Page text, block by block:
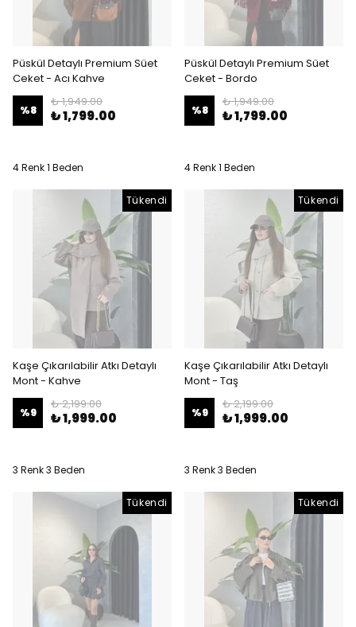
Püskül Detaylı Premium Süet
Ceket - Acı Kahve
%8
₺ 1,949.00
₺ 1,799.00
4 Renk 1 Beden
Püskül Detaylı Premium Süet
Ceket - Bordo
%8
₺ 1,949.00
₺ 1,799.00
4 Renk 1 Beden
Tükendi
Kaşe Çıkarılabilir Atkı Detaylı
Mont - Kahve
%9
₺ 2,199.00
₺ 1,999.00
3 Renk 3 Beden
Tükendi
Kaşe Çıkarılabilir Atkı Detaylı
Mont - Taş
%9
₺ 2,199.00
₺ 1,999.00
3 Renk 3 Beden
Tükendi Tükendi